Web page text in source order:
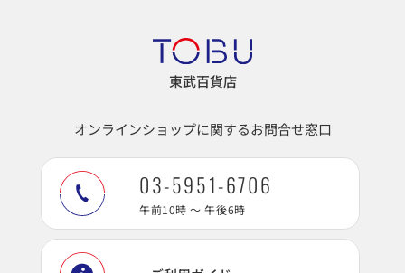
東武百貨店
オンラインショップに関するお問合せ窓口
03-5951-6706
午前10時 ～ 午後6時